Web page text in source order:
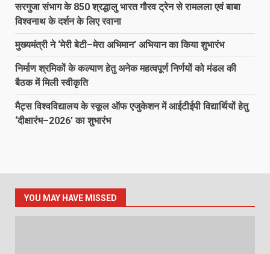
सरगुजा संभाग के 850 श्रद्धालु भारत गौरव ट्रेन से रामलला एवं बाबा
विश्वनाथ के दर्शन के लिए रवाना
मुख्यमंत्री ने ‘मेरी बेटी–मेरा अभिमान’ अभियान का किया शुभारंभ
निर्माण श्रमिकों के कल्याण हेतु अनेक महत्वपूर्ण निर्णयों को मंडल की
बैठक में मिली स्वीकृति
मैट्स विश्वविद्यालय के स्कूल ऑफ एजुकेशन में आईटीईपी विद्यार्थियों हेतु
‘दीक्षारंभ–2026’ का शुभारंभ
YOU MAY HAVE MISSED